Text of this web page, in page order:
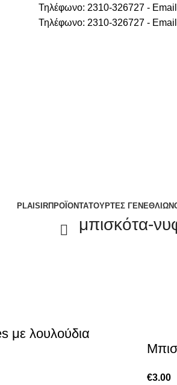
Τηλέφωνο: 2310-326727 -
Τηλέφωνο: 2310-326727 -
PLAISIRΠΡΟΪΟΝΤΑΤΟΥΡΤΕΣ ΓΕΝΕΘΛΙΩΝ
μπισκότα-
με λουλούδια
€3.00